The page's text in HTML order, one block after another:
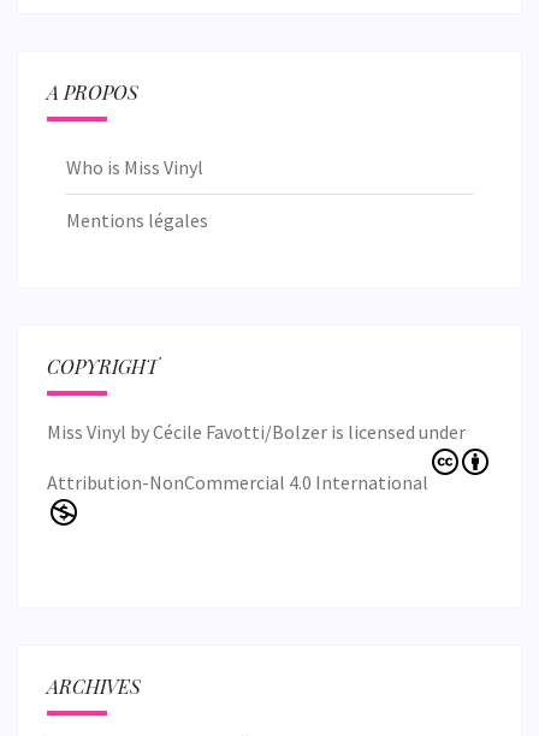
A PROPOS
Who is Miss Vinyl
Mentions légales
COPYRIGHT
Miss Vinyl byCécile Favotti/Bolzer is licensed under
Attribution-NonCommercial 4.0 International
ARCHIVES